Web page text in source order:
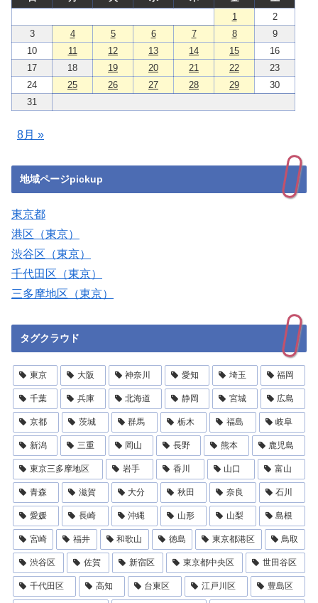
1
2
3
4 5 6 7 8
9
10
11 12 13 14 15
16
17
18 19 20 21 22
23
24
25 26 27 28 29
30
31
8月 »
地域ページpickup
東京都
港区（東京）
渋谷区（東京）
千代田区（東京）
三多摩地区（東京）
タグクラウド
東京 大阪 神奈川 愛知 埼玉 福岡
千葉 兵庫 北海道 静岡 宮城 広島
京都 茨城 群馬 栃木 福島 岐阜
新潟 三重 岡山 長野 熊本 鹿児島
東京三多摩地区 岩手 香川 山口 富山
青森 滋賀 大分 秋田 奈良 石川
愛媛 長崎 沖縄 山形 山梨 島根
宮崎 福井 和歌山 徳島 東京都港区 鳥取
渋谷区 佐賀 新宿区 東京都中央区 世田谷区
千代田区 高知 台東区 江戸川区 豊島区